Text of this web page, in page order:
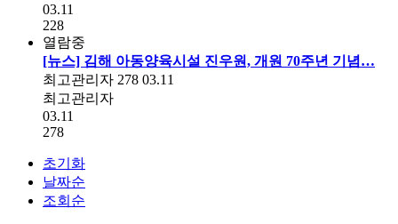
03.11
228
열람중
[뉴스] 김해 아동양육시설 진우원, 개원 70주년 기념…
최고관리자 278 03.11
최고관리자
03.11
278
초기화
날짜순
조회순